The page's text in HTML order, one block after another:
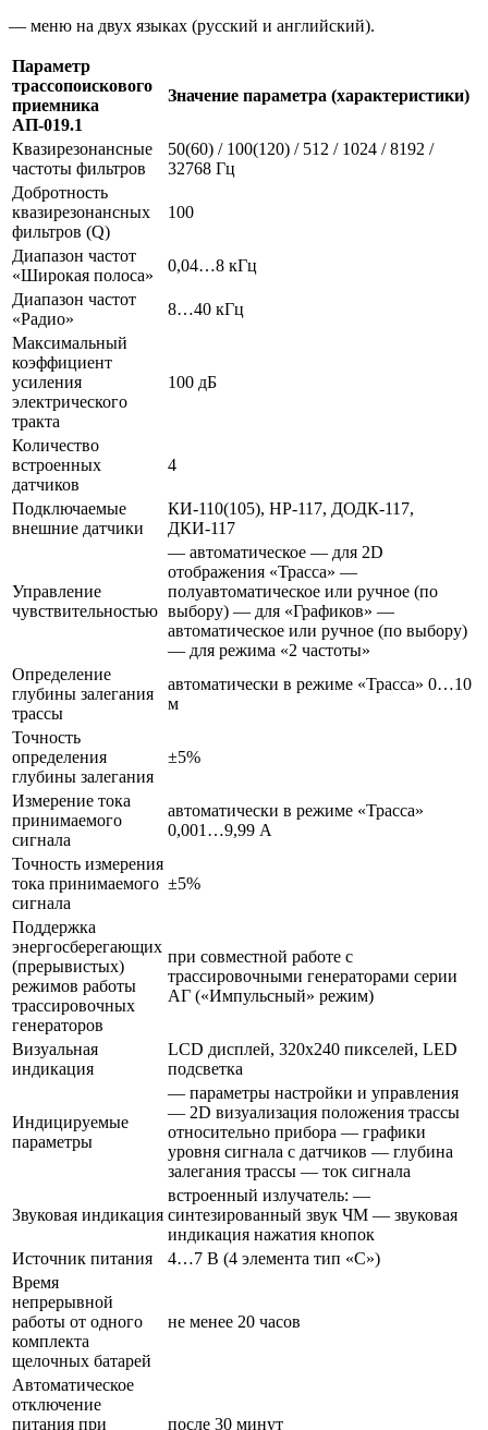
— меню на двух языках (русский и английский).
Параметр
трассопоискового
приемника
АП-019.1
Значение параметра (характеристики)
Квазирезонансные
частоты фильтров
50(60) / 100(120) / 512 / 1024 / 8192 /
32768 Гц
Добротность
квазирезонансных
фильтров (Q)
100
Диапазон частот
«Широкая полоса»
0,04…8 кГц
Диапазон частот
«Радио»
8…40 кГц
Максимальный
коэффициент
усиления
электрического
тракта
100 дБ
Количество
встроенных
датчиков
4
Подключаемые
внешние датчики
КИ-110(105), НР-117, ДОДК-117,
ДКИ-117
Управление
чувствительностью
— автоматическое — для 2D
отображения «Трасса» —
полуавтоматическое или ручное (по
выбору) — для «Графиков» —
автоматическое или ручное (по выбору)
— для режима «2 частоты»
Определение
глубины залегания
трассы
автоматически в режиме «Трасса» 0…10
м
Точность
определения
глубины залегания
±5%
Измерение тока
принимаемого
сигнала
автоматически в режиме «Трасса»
0,001…9,99 А
Точность измерения
тока принимаемого
сигнала
±5%
Поддержка
энергосберегающих
(прерывистых)
режимов работы
трассировочных
генераторов
при совместной работе с
трассировочными генераторами серии
АГ («Импульсный» режим)
Визуальная
индикация
LCD дисплей, 320х240 пикселей, LED
подсветка
Индицируемые
параметры
— параметры настройки и управления
— 2D визуализация положения трассы
относительно прибора — графики
уровня сигнала с датчиков — глубина
залегания трассы — ток сигнала
Звуковая индикация
встроенный излучатель: —
синтезированный звук ЧМ — звуковая
индикация нажатия кнопок
Источник питания
4…7 В (4 элемента тип «С»)
Время
непрерывной
работы от одного
комплекта
щелочных батарей
не менее 20 часов
Автоматическое
отключение
питания при
после 30 минут